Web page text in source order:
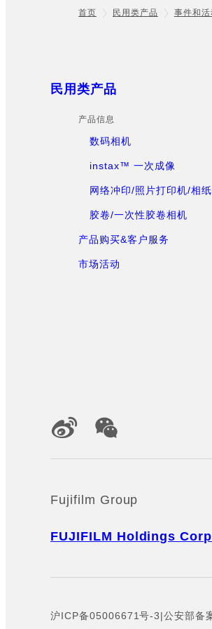
首页 民用类产品 事件和活
Sitemap
民用类产品
产品信息
数码相机
instax™ 一次成像
网络冲印/照片打印机/相纸
胶卷/一次性胶卷相机
产品购买&客户服务
市场活动
Official Social Media
Fujifilm Group
FUJIFILM Holdings
沪ICP备05006671号-3|公安部备